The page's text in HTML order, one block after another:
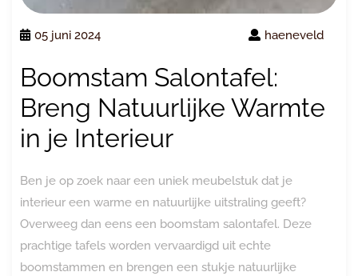
05 juni 2024 haeneveld
Boomstam Salontafel:
Breng Natuurlijke Warmte
in je Interieur
Ben je op zoek naar een uniek meubelstuk dat je
interieur een warme en natuurlijke uitstraling geeft?
Overweeg dan eens een boomstam salontafel. Deze
prachtige tafels worden vervaardigd uit echte
boomstammen en brengen een stukje natuurlijke